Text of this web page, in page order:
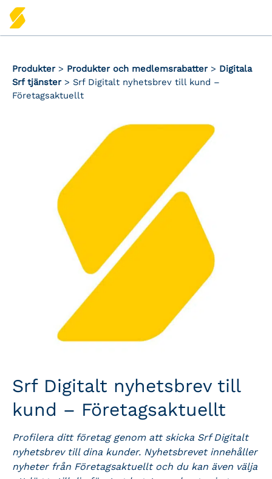
Produkter> Produkter och medlemsrabatter> Digitala
Srf tjänster> Srf Digitalt nyhetsbrev till kund –
Företagsaktuellt
Srf Digitalt nyhetsbrev till
kund – Företagsaktuellt
Profilera ditt företag genom att skicka Srf Digitalt
nyhetsbrev till dina kunder. Nyhetsbrevet innehåller
nyheter från Företagsaktuellt och du kan även välja